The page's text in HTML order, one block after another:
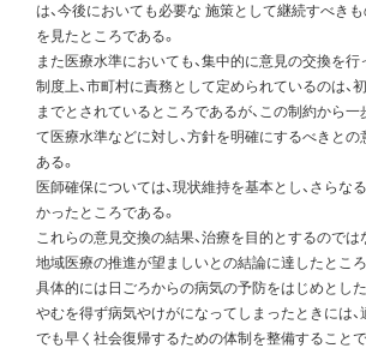
は、今後においても必要な 施策として継続すべき
を見たところである。
また医療水準においても、集中的に意見の交換を行
制度上、市町村に責務として定められているのは、
までとされているところであるが、この制約から一
て医療水準などに対し、方針を明確にするべきと
ある。
医師確保については、現状維持を基本とし、さらな
かったところである。
これらの意見交換の結果、治療を目的とするのでは
地域医療の推進が望ましいとの結論に達したところ
具体的には日ごろからの病気の予防をはじめとし
やむを得ず病気やけがになってしまったときには、
でも早く社会復帰するための体制を整備することで